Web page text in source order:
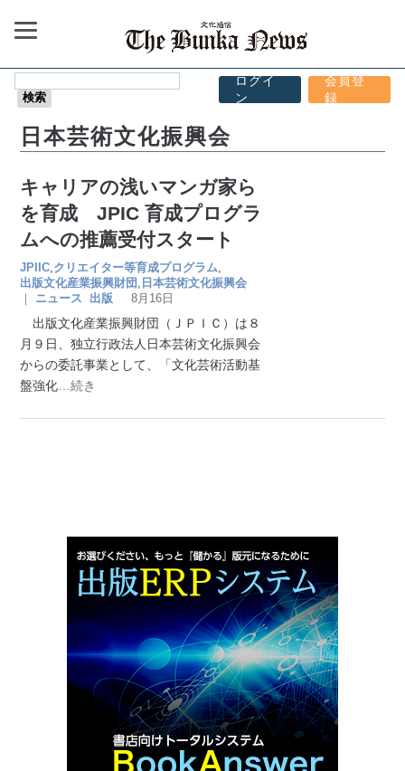
ログイ
ン
会員登
録
日本芸術文化振興会
キャリアの浅いマンガ家ら
を育成 JPIC 育成プログラ
ムへの推薦受付スタート
JPIIC クリエイター等育成プログラム
出版文化産業振興財団 日本芸術文化振興会
｜
ニュース 出版 8月16日
出版文化産業振興財団（ＪＰＩＣ）は８
月９日、独立行政法人日本芸術文化振興会
からの委託事業として、「文化芸術活動基
盤強化 …続き